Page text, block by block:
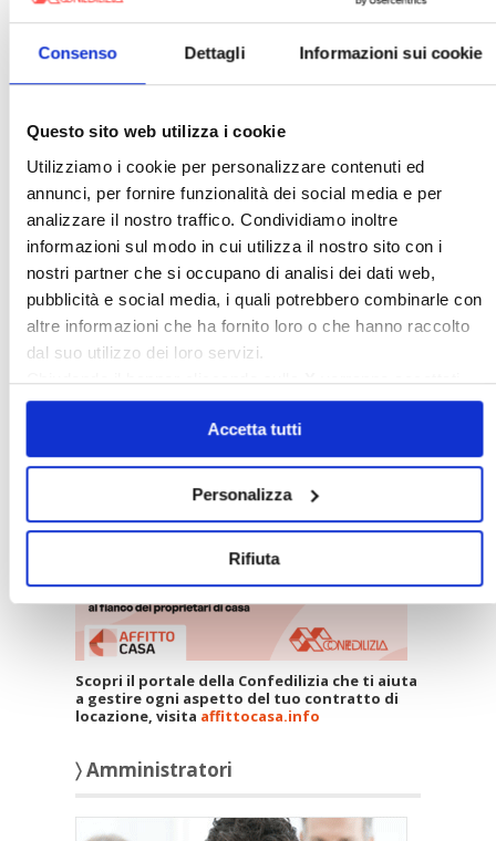
Consenso Dettagli Informazioni sui cookie
Questo sito web utilizza i cookie
Utilizziamo i cookie per personalizzare contenuti ed
annunci, per fornire funzionalità dei social media e per
analizzare il nostro traffico. Condividiamo inoltre
informazioni sul modo in cui utilizza il nostro sito con i
nostri partner che si occupano di analisi dei dati web,
pubblicità e social media, i quali potrebbero combinarle con
altre informazioni che ha fornito loro o che hanno raccolto
dal suo utilizzo dei loro servizi.
Chiudendo il banner cliccando sullaXverranno accettati
solo i cookie necessari.
Accetta tutti
Personalizza
Rifiuta
〉 Sedi territoriali
〉 affittocasa.info
Scopri il portale della Confedilizia che ti aiuta
a gestire ogni aspetto del tuo contratto di
locazione, visita affittocasa.info
〉 Amministratori